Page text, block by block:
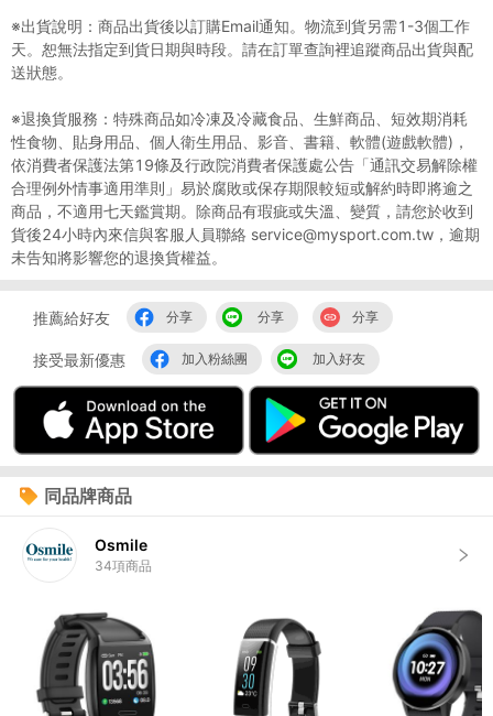
※出貨說明：商品出貨後以訂購Email通知。物流到貨另需1-3個工作
天。恕無法指定到貨日期與時段。請在訂單查詢裡追蹤商品出貨與配
送狀態。
※退換貨服務：特殊商品如冷凍及冷藏食品、生鮮商品、短效期消耗
性食物、貼身用品、個人衛生用品、影音、書籍、軟體(遊戲軟體)，
依消費者保護法第19條及行政院消費者保護處公告「通訊交易解除權
合理例外情事適用準則」易於腐敗或保存期限較短或解約時即將逾之
商品，不適用七天鑑賞期。除商品有瑕疵或失溫、變質，請您於收到
貨後24小時內來信與客服人員聯絡 service@mysport.com.tw，逾期
未告知將影響您的退換貨權益。
推薦給好友 分享 分享 分享
接受最新優惠 加入粉絲團 加入好友
同品牌商品
Osmile
34項商品